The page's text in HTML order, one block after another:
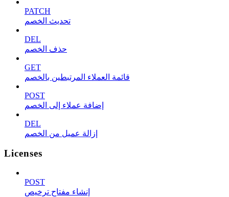
PATCH
تحديث الخصم
DEL
حذف الخصم
GET
قائمة العملاء المرتبطين بالخصم
POST
إضافة عملاء إلى الخصم
DEL
إزالة عميل من الخصم
Licenses
POST
إنشاء مفتاح ترخيص